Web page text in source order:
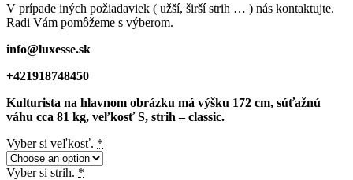
V prípade iných požiadaviek ( užší, širší strih … ) nás kontaktujte.
Radi Vám pomôžeme s výberom.
info@luxesse.sk
+421918748450
Kulturista na hlavnom obrázku má výšku 172 cm, súťažnú
váhu cca 81 kg, veľkosť S, strih – classic.
Vyber si veľkosť. *
Vyber si strih. *